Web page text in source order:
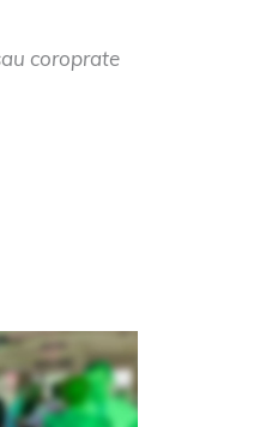
coroprate